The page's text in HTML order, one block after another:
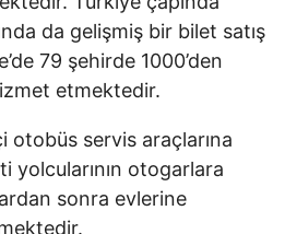
da gelişmiş bir bilet satış
79 şehirde 1000’den
etmektedir.
otobüs servis araçlarına
yolcularının otogarlara
sonra evlerine